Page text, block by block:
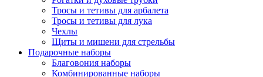
Тросы и тетивы для арбалета
Тросы и тетивы для лука
Чехлы
Щиты и мишени для стрельбы
Подарочные наборы
Благовония наборы
Комбинированные наборы